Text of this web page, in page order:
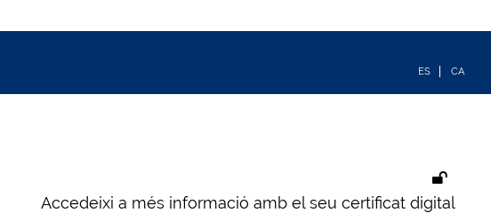
Accedeixi a més informació amb el seu certificat digital